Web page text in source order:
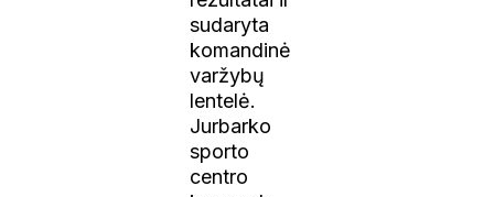
sudaryta
komandinė
varžybų
lentelė.
Jurbarko
sporto
centro